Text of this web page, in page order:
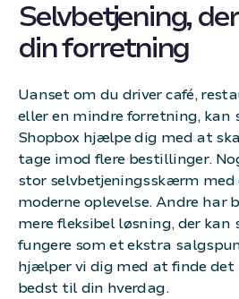
Selvbetjening,
din forretning
Uanset om du driver café,
eller en mindre forretning, kan
Shopbox hjælpe dig med at
tage imod flere bestillinger.
stor selvbetjeningsskærm med
moderne oplevelse. Andre har
mere fleksibel løsning, der kan
fungere som et ekstra
hjælper vi dig med at finde det
bedst til din hverdag.